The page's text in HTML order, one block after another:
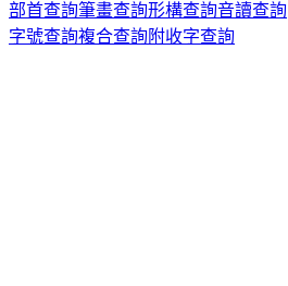
部首查詢筆畫查詢形構查詢音讀查詢
字號查詢複合查詢附收字查詢